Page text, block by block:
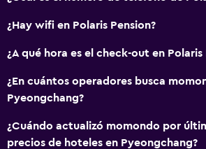
¿Hay wifi en Polaris Pension?
¿A qué hora es el check-out en Polaris
¿En cuántos operadores busca
Pyeongchang?
¿Cuándo actualizó momondo por
precios de hoteles en Pyeongchang?